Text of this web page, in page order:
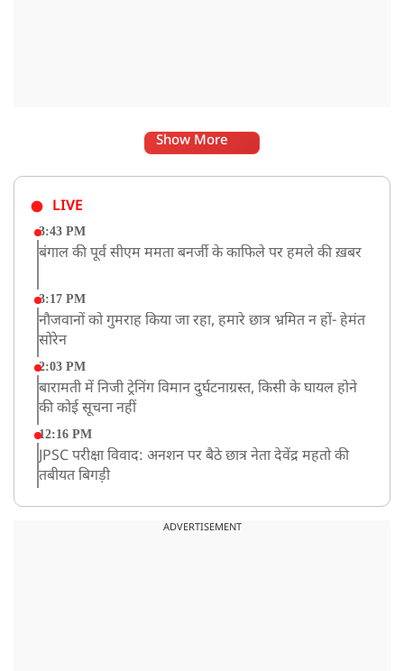
Show More
LIVE
3:43 PM
बंगाल की पूर्व सीएम ममता बनर्जी के काफिले पर हमले की ख़बर
3:17 PM
नौजवानों को गुमराह किया जा रहा, हमारे छात्र भ्रमित न हों- हेमंत
सोरेन
2:03 PM
बारामती में निजी ट्रेनिंग विमान दुर्घटनाग्रस्त, किसी के घायल होने
की कोई सूचना नहीं
12:16 PM
JPSC परीक्षा विवाद: अनशन पर बैठे छात्र नेता देवेंद्र महतो की
तबीयत बिगड़ी
रांचीः छात्रों के समर्थन में विधायक जयराम महतो ने शुरू किया
ADVERTISEMENT